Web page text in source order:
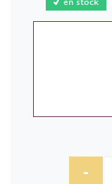
en stock
-